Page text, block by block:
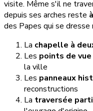
visite. Même s'il ne
depuis ses arches reste
des Papes qui se
La chapelle à
Les points de
la ville
Les panneaux
reconstructions
La traversée